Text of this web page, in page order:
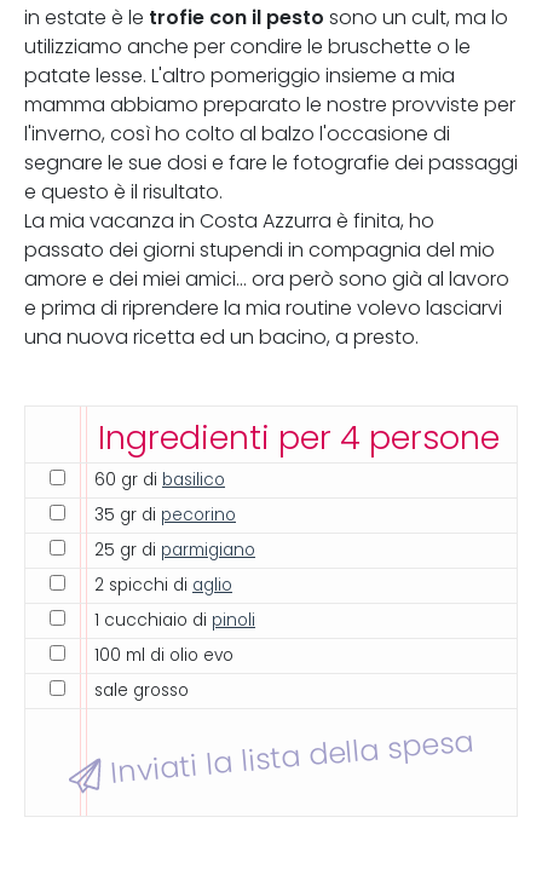
in estate è le trofie con il pesto sono un cult, ma lo
utilizziamo anche per condire le bruschette o le
patate lesse. L'altro pomeriggio insieme a mia
mamma abbiamo preparato le nostre provviste per
l'inverno, così ho colto al balzo l'occasione di
segnare le sue dosi e fare le fotografie dei passaggi
e questo è il risultato.
La mia vacanza in Costa Azzurra è finita, ho
passato dei giorni stupendi in compagnia del mio
amore e dei miei amici... ora però sono già al lavoro
e prima di riprendere la mia routine volevo lasciarvi
una nuova ricetta ed un bacino, a presto.
Ingredienti per 4 persone
60 gr di basilico
35 gr di pecorino
25 gr di parmigiano
2 spicchi di aglio
1 cucchiaio di pinoli
100 ml di olio evo
sale grosso
Inviati la lista della spesa